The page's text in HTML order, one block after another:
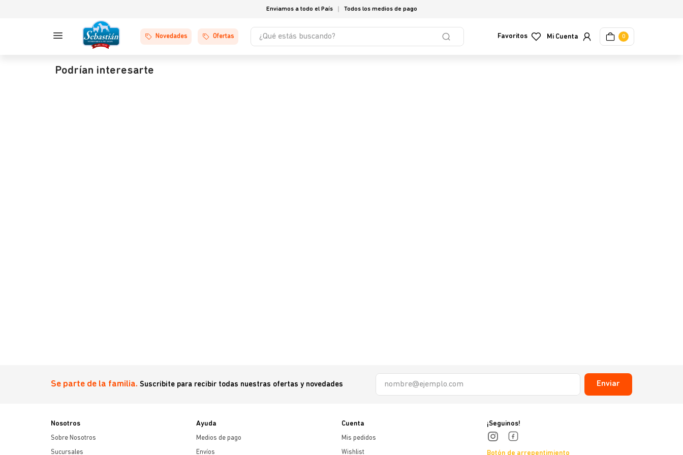
Enviamos a todo el País Todos los medios de pago
Novedades Ofertas
¿Qué estás buscando?
Favoritos 0
Podrían interesarte
Se parte de la familia. Suscribite para recibir todas nuestras ofertas y novedades Enviar
Nosotros
Sobre Nosotros
Sucursales
Ayuda
Medios de pago
Envíos
Cuenta
Mis pedidos
Wishlist
¡Seguinos!
Botón de arrepentimiento